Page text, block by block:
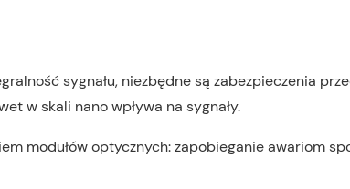
sygnału, niezbędne są zabezpieczenia
w skali nano wpływa na sygnały.